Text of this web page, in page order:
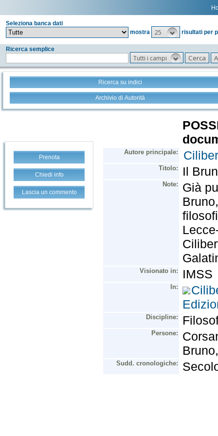
Seleziona banca dati
mostra
25 risultati per
Ricerca semplice
Tutti i campi
Ricerca su indici
Archivio di Autorità
Prenota
Chiedi info
Lascia un commento